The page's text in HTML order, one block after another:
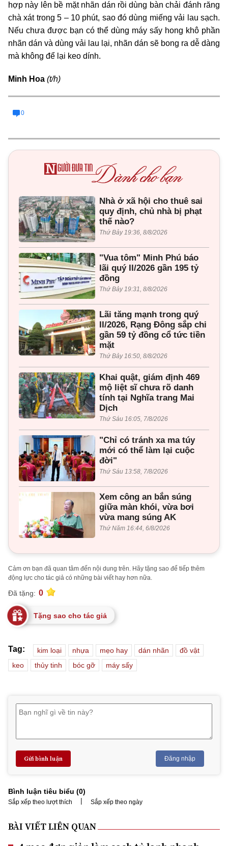
hợp này lên bề mặt nhãn dán rồi dùng bàn chải đánh răng
chà xát trong 5 – 10 phút, sao đó dùng miếng vải lau sạch.
Nếu chưa được bạn có thể dùng máy sấy hong khô phần
nhãn dán và dùng vải lau lại, nhãn dán sẽ bong ra dễ dàng
mà không để lại keo dính.
Minh Hoa (t/h)
0
Nhà ở xã hội cho thuê sai
quy định, chủ nhà bị phạt
thế nào?
Thứ Bảy 19:36, 8/8/2026
"Vua tôm" Minh Phú báo
lãi quý II/2026 gần 195 tỷ
đồng
Thứ Bảy 19:31, 8/8/2026
Lãi tăng mạnh trong quý
II/2026, Rạng Đông sắp chi
gần 59 tỷ đồng cổ tức tiền
mặt
Thứ Bảy 16:50, 8/8/2026
Khai quật, giám định 469
mộ liệt sĩ chưa rõ danh
tính tại Nghĩa trang Mai
Dịch
Thứ Sáu 16:05, 7/8/2026
"Chỉ có tránh xa ma túy
mới có thể làm lại cuộc
đời"
Thứ Sáu 13:58, 7/8/2026
Xem công an bắn súng
giữa màn khói, vừa bơi
vừa mang súng AK
Thứ Năm 16:44, 6/8/2026
Cảm ơn bạn đã quan tâm đến nội dung trên. Hãy tặng sao để tiếp thêm
động lực cho tác giả có những bài viết hay hơn nữa.
Đã tặng: 0
Tặng sao cho tác giả
Tag: kim loại nhựa mẹo hay dán nhãn
đồ vật
keo
thủy tinh bóc gỡ máy sấy
Gửi bình luận Đăng nhập
Bình luận tiêu biểu (0)
Sắp xếp theo lượt thích | Sắp xếp theo ngày
BÀI VIẾT LIÊN QUAN